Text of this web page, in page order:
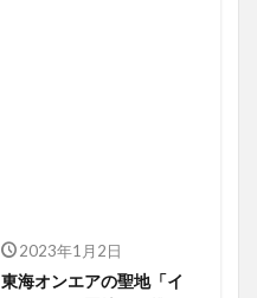
2023年1月2日
東海オンエアの聖地「イ